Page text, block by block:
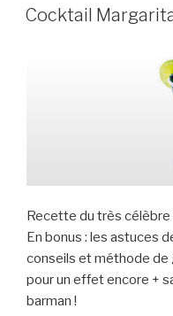
LE
Cocktail
Recette du très
En bonus : les astuces
conseils et méthode de
pour un effet encore +
barman !